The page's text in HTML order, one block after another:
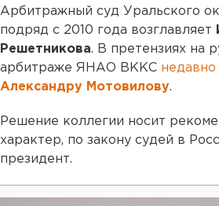
Арбитражный суд Уральского
подряд с 2010 года возглавляет
Решетникова. В претензиях на
арбитраже ЯНАО ВККС недавно
Александру Мотовилову.
Решение коллегии носит
характер, по закону судей в
президент.